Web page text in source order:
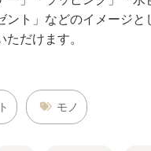
ント」などのイメージと
ただけます。
モノ